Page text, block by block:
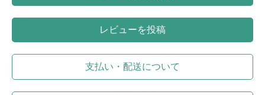
レビューを投稿
支払い・配送について